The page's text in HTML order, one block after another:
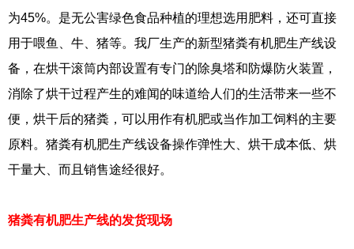
为45%。是无公害绿色食品种植的理想选用肥料，还可直接
用于喂鱼、牛、猪等。我厂生产的新型猪粪有机肥生产线设
备，在烘干滚筒内部设置有专门的除臭塔和防爆防火装置，
消除了烘干过程产生的难闻的味道给人们的生活带来一些不
便，烘干后的猪粪，可以用作有机肥或当作加工饲料的主要
原料。猪粪有机肥生产线设备操作弹性大、烘干成本低、烘
干量大、而且销售途经很好。
猪粪有机肥生产线的发货现场